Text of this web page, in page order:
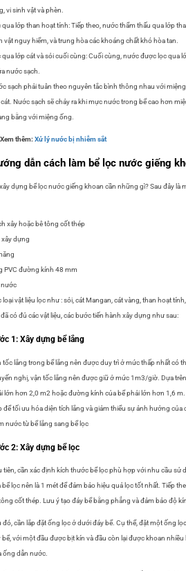
vi sinh vật và phèn.
qua lớp than hoạt tính: Tiếp theo, nước thẩm thấu qua lớp
vật nguy hiểm, và trung hòa các khoáng chất khó hòa tan.
qua lớp cát và sỏi cuối cùng: Cuối cùng, nước được lọc qua
nước sạch.
sạch phải tuân theo nguyên tắc bình thông nhau với
Nước sạch sẽ chảy ra khi mực nước trong bể cao hơn
bằng với miệng ống.
thêm: Xử lý nước bị nhiễm sắt
dẫn cách làm bể lọc nước giếng
dựng bể lọc nước giếng khoan cần những gì? Sau đây là
xây hoặc bê tông cốt thép
xây dựng
PVC đường kính 48 mm
nước
loại vật liệu lọc như : sỏi, cát Mangan, cát vàng, than hoạt
đã có đủ các vật liệu, các bước tiến hành xây dựng như sau:
1: Xây dựng bể lắng
tốc lắng trong bể lắng nên được duy trì ở mức thấp nhất có
nghị, vận tốc lắng nên được giữ ở mức 1m3/giờ. Dựa
lớn hơn 2,0 m2 hoặc đường kính của bể phải lớn hơn 1,6 m.
để tối ưu hóa diện tích lắng và giảm thiểu sự ảnh hưởng
nước từ bể lắng sang bể lọc
2: Xây dựng bể lọc
tiên, cần xác định kích thước bể lọc phù hợp với nhu cầu sử
bể lọc nên là 1 mét để đảm bảo hiệu quả lọc tốt nhất. Tiếp
cốt thép. Lưu ý tạo đáy bể bằng phẳng và đảm bảo độ
đó, cần lắp đặt ống lọc ở dưới đáy bể. Cụ thể, đặt một ống
bể, với một đầu được bịt kín và đầu còn lại được khoan
ống dẫn nước.